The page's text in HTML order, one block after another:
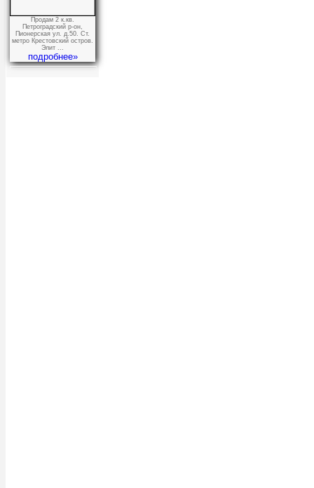
Продам 2 к.кв.
Петроградский р-он,
Пионерская ул. д.50. Ст.
метро Крестовский остров.
Элит ...
подробнее»